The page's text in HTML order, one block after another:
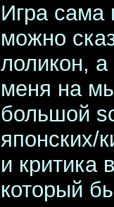
Игра сама
можно
лоликон,
меня на
большой
японских/
и критика
который